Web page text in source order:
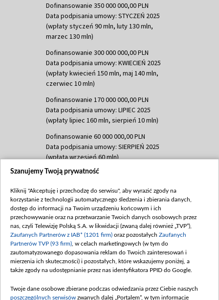
Dofinansowanie 350 000 000,00 PLN
Data podpisania umowy: STYCZEŃ 2025
(wpłaty styczeń 90 mln, luty 130 mln,
marzec 130 mln)
Dofinansowanie 300 000 000,00 PLN
Data podpisania umowy: KWIECIEŃ 2025
(wpłaty kwiecień 150 mln, maj 140 mln,
czerwiec 10 mln)
Dofinansowanie 170 000 000,00 PLN
Data podpisania umowy: LIPIEC 2025
(wpłaty lipiec 160 mln, sierpień 10 mln)
Dofinansowanie 60 000 000,00 PLN
Data podpisania umowy: SIERPIEŃ 2025
(wpłata wrzesień 60 mln)
Dofinansowanie 635 783 051,21 PLN
(wpłata wrzesień 100 mln, październik 350
mln, listopad 265 mln)
Dofinansowanie 48 862 000,00 PLN
Data podpisania umowy: GRUDZIEŃ 2025
(wpłata grudzień 60,548 mln)
Dofinansowanie 900 000 000,00 PLN
Data podpisania umowy: LUTY 2026 (wpłata
kwiecień 180 mln, 7 maja 180 mln, 8
czerwca 90 mln)
Szanujemy Twoją prywatność
Kliknij "Akceptuję i przechodzę do serwisu", aby wyrazić zgody na
korzystanie z technologii automatycznego śledzenia i zbierania danych,
dostęp do informacji na Twoim urządzeniu końcowym i ich
przechowywanie oraz na przetwarzanie Twoich danych osobowych przez
nas, czyli Telewizję Polską S.A. w likwidacji (zwaną dalej również „TVP”),
Zaufanych Partnerów z IAB* (1201 firm) oraz pozostałych Zaufanych
Partnerów TVP (93 firm) , w celach marketingowych (w tym do
zautomatyzowanego dopasowania reklam do Twoich zainteresowań i
mierzenia ich skuteczności) i pozostałych, które wskazujemy poniżej, a
także zgody na udostępnianie przez nas identyfikatora PPID do Google.
Twoje dane osobowe zbierane podczas odwiedzania przez Ciebie naszych
poszczególnych serwisów zwanych dalej „Portalem”, w tym informacje